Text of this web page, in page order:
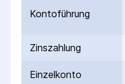
Kontoführung
Zinszahlung
Einzelkonto